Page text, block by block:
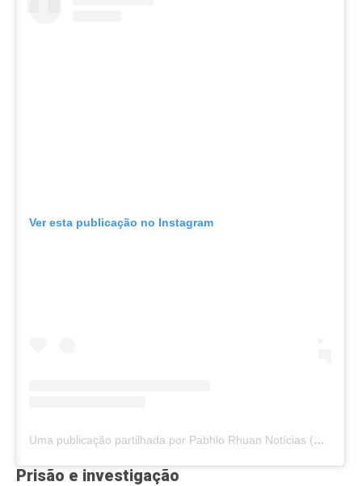
Ver esta publicação no Instagram
Uma publicação partilhada por Pabhlo Rhuan Notícias (@pabhlonoticias)
Prisão e investigação